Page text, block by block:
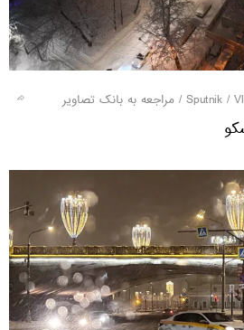
/ مراجعه به بانک تصاویر